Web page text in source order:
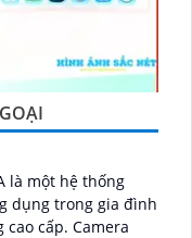
là một hệ thống
dụng trong gia đình
cấp. Camera